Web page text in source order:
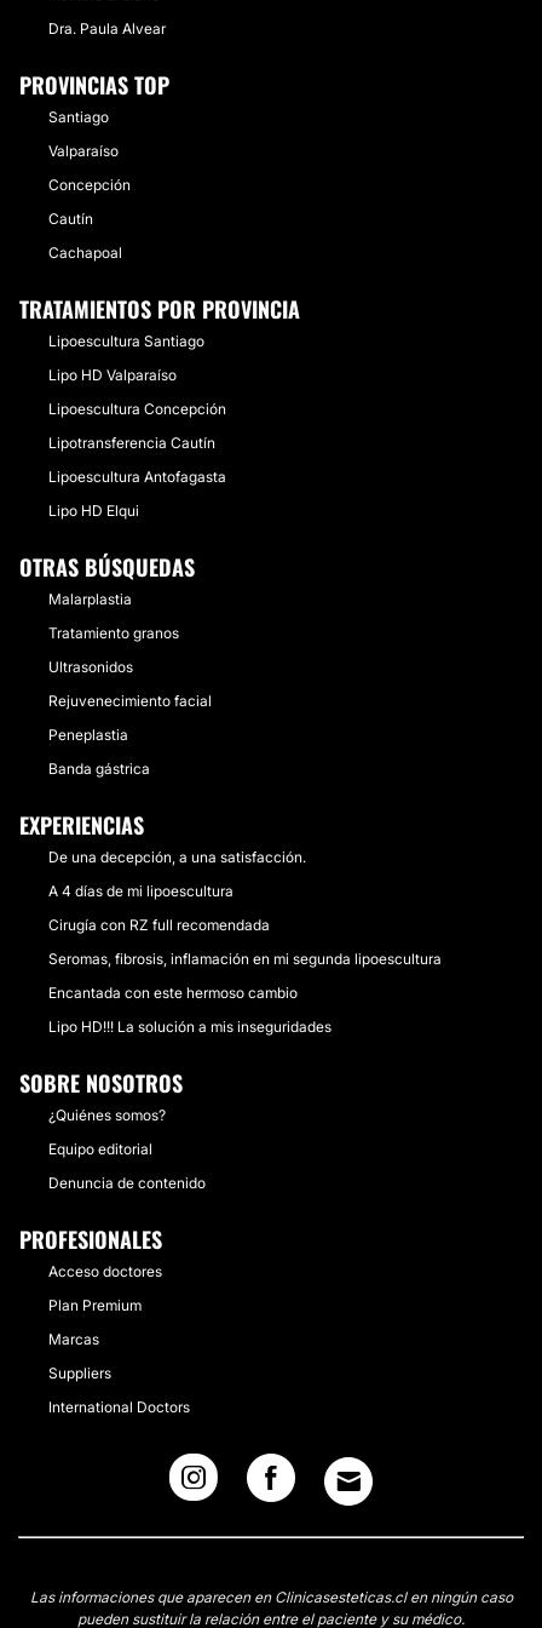
Dra. Paula Alvear
PROVINCIAS TOP
Santiago
Valparaíso
Concepción
Cautín
Cachapoal
TRATAMIENTOS POR PROVINCIA
Lipoescultura Santiago
Lipo HD Valparaíso
Lipoescultura Concepción
Lipotransferencia Cautín
Lipoescultura Antofagasta
Lipo HD Elqui
OTRAS BÚSQUEDAS
Malarplastia
Tratamiento granos
Ultrasonidos
Rejuvenecimiento facial
Peneplastia
Banda gástrica
EXPERIENCIAS
De una decepción, a una satisfacción.
A 4 días de mi lipoescultura
Cirugía con RZ full recomendada
Seromas, fibrosis, inflamación en mi segunda lipoescultura
Encantada con este hermoso cambio
Lipo HD!!! La solución a mis inseguridades
SOBRE NOSOTROS
¿Quiénes somos?
Equipo editorial
Denuncia de contenido
PROFESIONALES
Acceso doctores
Plan Premium
Marcas
Suppliers
International Doctors
Las informaciones que aparecen en Clinicasesteticas.cl en ningún caso
pueden sustituir la relación entre el paciente y su médico.